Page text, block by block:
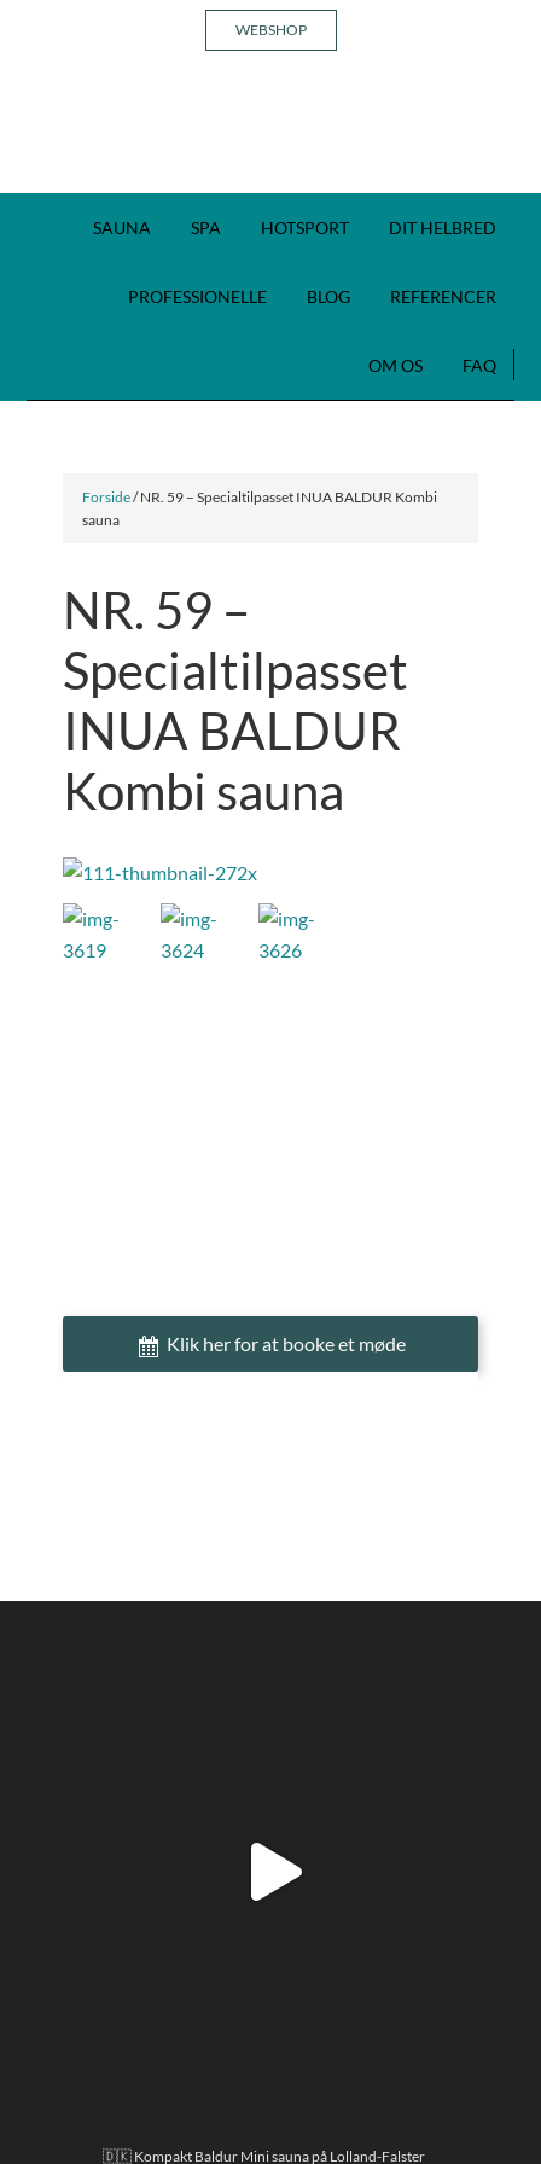
WEBSHOP
SAUNA SPA HOTSPORT DIT HELBRED
PROFESSIONELLE BLOG REFERENCER
OM OS FAQ
Forside/ NR. 59 – Specialtilpasset INUA BALDUR Kombi
sauna
NR. 59 –
Specialtilpasset
INUA BALDUR
Kombi sauna
Klik her for at booke et møde
🇩🇰 Kompakt Baldur Mini sauna på Lolland-Falster